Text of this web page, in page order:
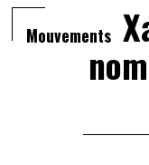
Mouvements